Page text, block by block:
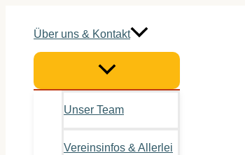
springen
Über uns & Kontakt
Unser Team
Vereinsinfos & Allerlei